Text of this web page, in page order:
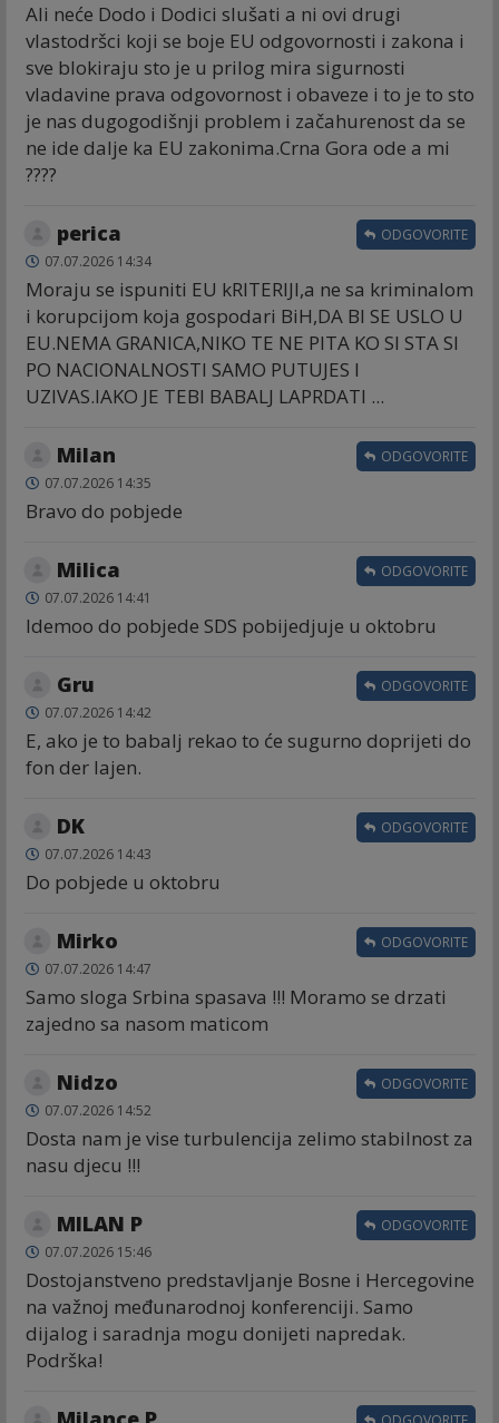
Ali neće Dodo i Dodici slušati a ni ovi drugi
vlastodršci koji se boje EU odgovornosti i zakona i
sve blokiraju sto je u prilog mira sigurnosti
vladavine prava odgovornost i obaveze i to je to sto
je nas dugogodišnji problem i začahurenost da se
ne ide dalje ka EU zakonima.Crna Gora ode a mi
????
perica
07.07.2026 14:34
Moraju se ispuniti EU kRITERIJI,a ne sa kriminalom
i korupcijom koja gospodari BiH,DA BI SE USLO U
EU.NEMA GRANICA,NIKO TE NE PITA KO SI STA SI
PO NACIONALNOSTI SAMO PUTUJES I
UZIVAS.lAKO JE TEBI BABALJ LAPRDATI ...
ODGOVORITE
Milan
07.07.2026 14:35
Bravo do pobjede
ODGOVORITE
Milica
07.07.2026 14:41
Idemoo do pobjede SDS pobijedjuje u oktobru
ODGOVORITE
Gru
07.07.2026 14:42
E, ako je to babalj rekao to će sugurno doprijeti do
fon der lajen.
ODGOVORITE
DK
07.07.2026 14:43
Do pobjede u oktobru
ODGOVORITE
Mirko
07.07.2026 14:47
Samo sloga Srbina spasava !!! Moramo se drzati
zajedno sa nasom maticom
ODGOVORITE
Nidzo
07.07.2026 14:52
Dosta nam je vise turbulencija zelimo stabilnost za
nasu djecu !!!
ODGOVORITE
MILAN P
07.07.2026 15:46
Dostojanstveno predstavljanje Bosne i Hercegovine
na važnoj međunarodnoj konferenciji. Samo
dijalog i saradnja mogu donijeti napredak.
Podrška!
ODGOVORITE